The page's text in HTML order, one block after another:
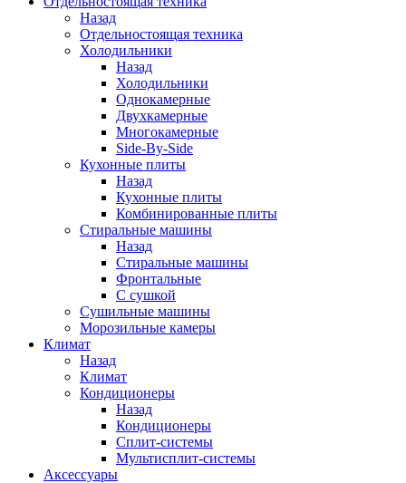
Назад
Отдельностоящая техника
Холодильники
Назад
Холодильники
Однокамерные
Двухкамерные
Многокамерные
Side-By-Side
Кухонные плиты
Назад
Кухонные плиты
Комбинированные плиты
Стиральные машины
Назад
Стиральные машины
Фронтальные
С сушкой
Сушильные машины
Морозильные камеры
Климат
Назад
Климат
Кондиционеры
Назад
Кондиционеры
Сплит-системы
Мультисплит-системы
Аксессуары